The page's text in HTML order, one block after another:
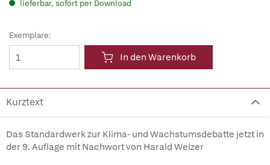
lieferbar, sofort per Download
Exemplare:
In den Warenkorb
Kurztext
Das Standardwerk zur Klima- und Wachstumsdebatte jetzt in
der 9. Auflage mit Nachwort von Harald Welzer